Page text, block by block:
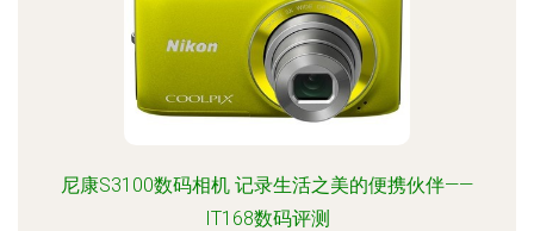
尼康S3100数码相机 记录生活之美的便携伙伴——
IT168数码评测